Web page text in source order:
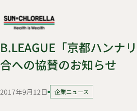
B.LEAGUE「京都ハンナ
合への協賛のお知らせ
2017年9月12日 企業ニュース